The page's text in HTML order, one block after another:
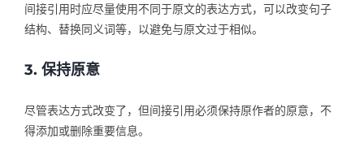
间接引用时应尽量使用不同于原文的表达方式，可以改变句子
结构、替换同义词等，以避免与原文过于相似。
3. 保持原意
尽管表达方式改变了，但间接引用必须保持原作者的原意，不
得添加或删除重要信息。